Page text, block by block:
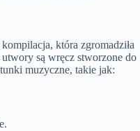
która zgromadziła
są wręcz stworzone do
muzyczne, takie jak: